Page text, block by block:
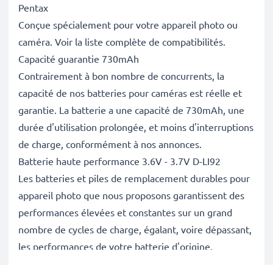
Pentax
Conçue spécialement pour votre appareil photo ou
caméra. Voir la liste complète de compatibilités.
Capacité guarantie 730mAh
Contrairement à bon nombre de concurrents, la
capacité de nos batteries pour caméras est réelle et
garantie. La batterie a une capacité de 730mAh, une
durée d'utilisation prolongée, et moins d'interruptions
de charge, conformément à nos annonces.
Batterie haute performance 3.6V - 3.7V D-LI92
Les batteries et piles de remplacement durables pour
appareil photo que nous proposons garantissent des
performances élevées et constantes sur un grand
nombre de cycles de charge, égalant, voire dépassant,
les performances de votre batterie d'origine.